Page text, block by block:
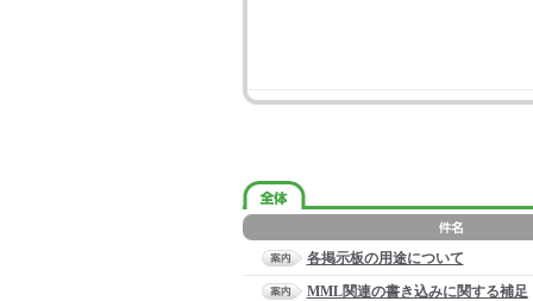
各掲示板の用途について
MML関連の書き込みに関する補足